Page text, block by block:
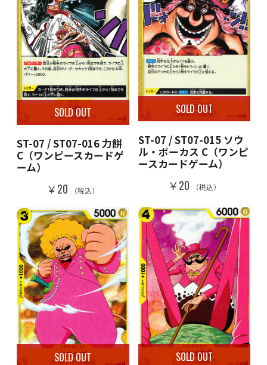
SOLD OUT
ST-07 / ST07-016 力餅
C（ワンピースカードゲ
ーム）
￥20 （税込）
SOLD OUT
ST-07 / ST07-015 ソウ
ル・ポーカス C（ワンピ
ースカードゲーム）
￥20 （税込）
SOLD OUT SOLD OUT